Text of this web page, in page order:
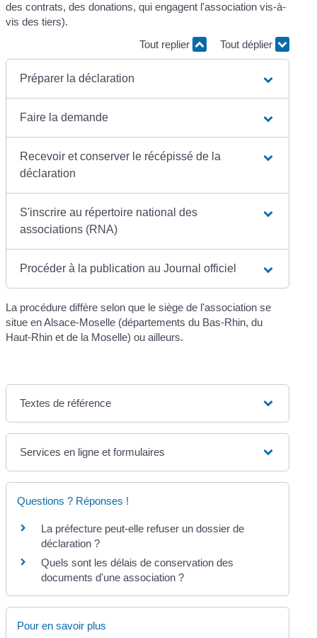
des contrats, des donations, qui engagent l'association vis-à-
vis des tiers).
Tout replier
Tout déplier
Préparer la déclaration
Faire la demande
Recevoir et conserver le récépissé de la
déclaration
S'inscrire au répertoire national des
associations (RNA)
Procéder à la publication au Journal officiel
La procédure diffère selon que le siège de l'association se
situe en Alsace-Moselle (départements du Bas-Rhin, du
Haut-Rhin et de la Moselle) ou ailleurs.
Textes de référence
Services en ligne et formulaires
Questions ? Réponses !
La préfecture peut-elle refuser un dossier de
déclaration ?
Quels sont les délais de conservation des
documents d'une association ?
Pour en savoir plus